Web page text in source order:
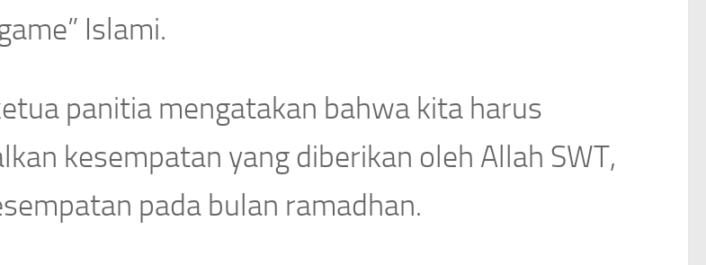
Islami.
panitia mengatakan bahwa kita harus
kesempatan yang diberikan oleh Allah SWT,
pada bulan ramadhan.